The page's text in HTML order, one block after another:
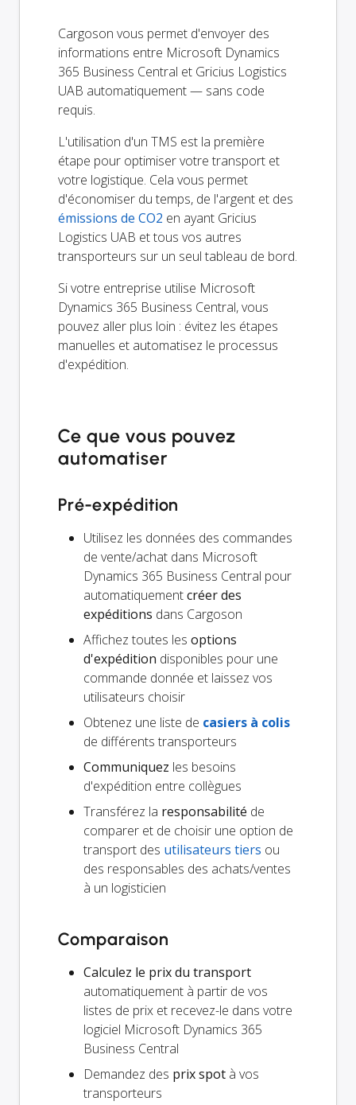
Cargoson vous permet d'envoyer des
informations entre Microsoft Dynamics
365 Business Central et Gricius Logistics
UAB automatiquement — sans code
requis.
L'utilisation d'un TMS est la première
étape pour optimiser votre transport et
votre logistique. Cela vous permet
d'économiser du temps, de l'argent et des
émissions de CO2 en ayant Gricius
Logistics UAB et tous vos autres
transporteurs sur un seul tableau de bord.
Si votre entreprise utilise Microsoft
Dynamics 365 Business Central, vous
pouvez aller plus loin : évitez les étapes
manuelles et automatisez le processus
d'expédition.
Ce que vous pouvez
automatiser
Pré-expédition
Utilisez les données des commandes
de vente/achat dans Microsoft
Dynamics 365 Business Central pour
automatiquementcréer des
expéditions dans Cargoson
Affichez toutes les options
d'expédition disponibles pour une
commande donnée et laissez vos
utilisateurs choisir
Obtenez une liste de casiers à colis
de différents transporteurs
Communiquez les besoins
d'expédition entre collègues
Transférez la responsabilité de
comparer et de choisir une option de
transport des utilisateurs tiers ou
des responsables des achats/ventes
à un logisticien
Comparaison
Calculez le prix du transport
automatiquement à partir de vos
listes de prix et recevez-le dans votre
logiciel Microsoft Dynamics 365
Business Central
Demandez des prix spot à vos
transporteurs